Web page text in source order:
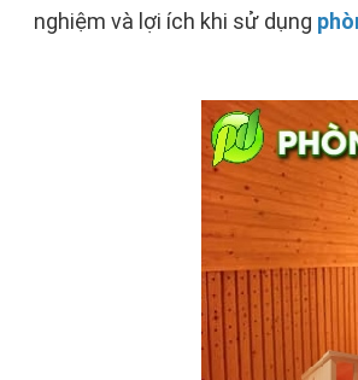
nghiệm và lợi ích khi sử dụng